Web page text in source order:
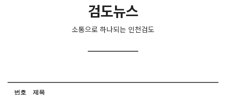
검도뉴스
소통으로 하나되는 인천검도
번호 제목